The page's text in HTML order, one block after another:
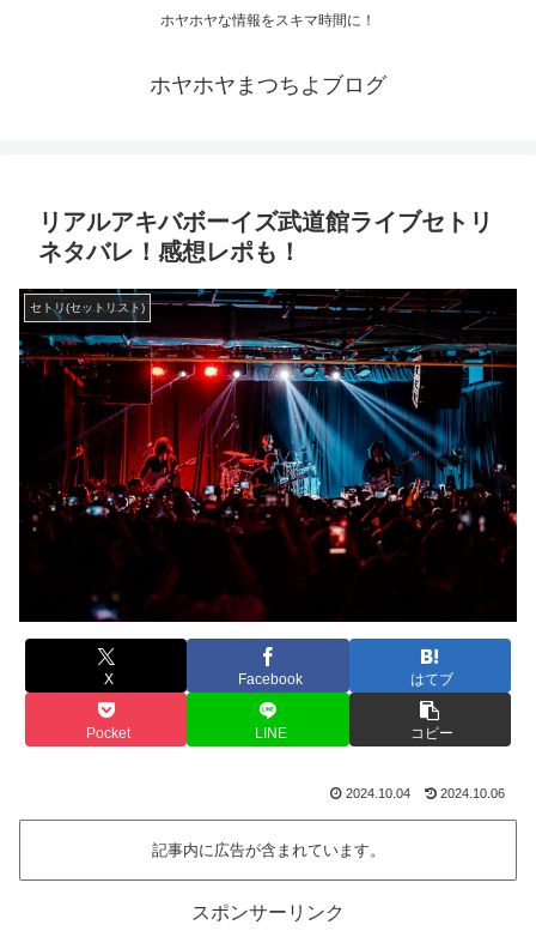
ホヤホヤな情報をスキマ時間に！
ホヤホヤまつちよブログ
リアルアキバボーイズ武道館ライブセトリ
ネタバレ！感想レポも！
セトリ(セットリスト)
X Facebook はてブ
Pocket LINE コピー
2024.10.04 2024.10.06
記事内に広告が含まれています。
スポンサーリンク